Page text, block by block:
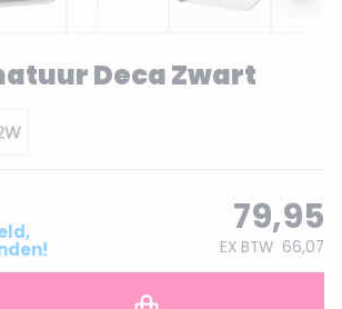
Deca Zwart
79,95
EX BTW 66,07